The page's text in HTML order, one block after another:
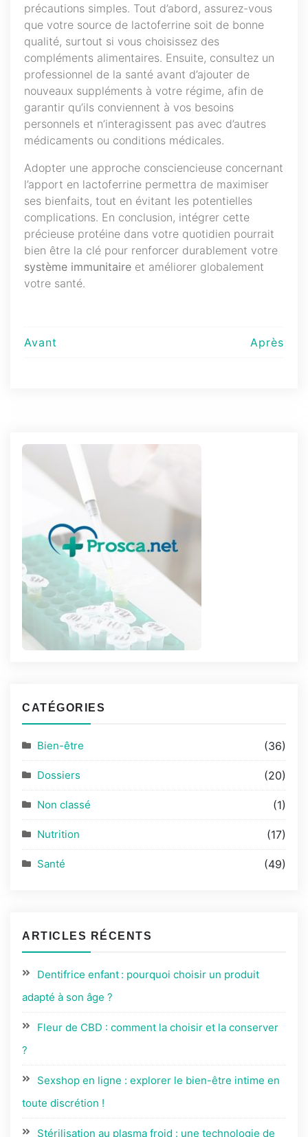
précautions simples. Tout d’abord, assurez-vous
que votre source de lactoferrine soit de bonne
qualité, surtout si vous choisissez des
compléments alimentaires. Ensuite, consultez un
professionnel de la santé avant d’ajouter de
nouveaux suppléments à votre régime, afin de
garantir qu’ils conviennent à vos besoins
personnels et n’interagissent pas avec d’autres
médicaments ou conditions médicales.
Adopter une approche consciencieuse concernant
l’apport en lactoferrine permettra de maximiser
ses bienfaits, tout en évitant les potentielles
complications. En conclusion, intégrer cette
précieuse protéine dans votre quotidien pourrait
bien être la clé pour renforcer durablement votre
système immunitaire et améliorer globalement
votre santé.
Navigation
Avant Après
CATÉGORIES
Bien-être (36)
Dossiers (20)
Non classé (1)
Nutrition (17)
Santé (49)
ARTICLES RÉCENTS
Dentifrice enfant : pourquoi choisir un produit
adapté à son âge ?
Fleur de CBD : comment la choisir et la conserver
?
Sexshop en ligne : explorer le bien-être intime en
toute discrétion !
Stérilisation au plasma froid : une technologie de